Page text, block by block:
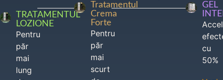
TRATAMENTUL
LOZIONE
Pentru
păr
mai
lung
Tratamentul
Crema
Forte
Pentru
păr
mai
scurt
GEL
cu
50%